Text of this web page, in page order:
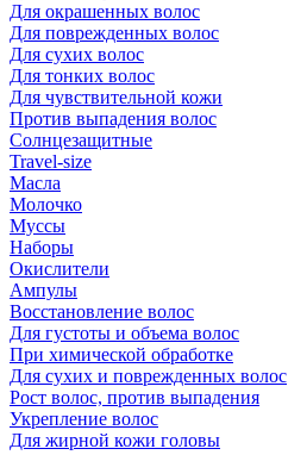
Для окрашенных волос
Для поврежденных волос
Для сухих волос
Для тонких волос
Для чувствительной кожи
Против выпадения волос
Солнцезащитные
Travel-size
Масла
Молочко
Муссы
Наборы
Окислители
Ампулы
Восстановление волос
Для густоты и объема волос
При химической обработке
Для сухих и поврежденных волос
Рост волос, против выпадения
Укрепление волос
Для жирной кожи головы